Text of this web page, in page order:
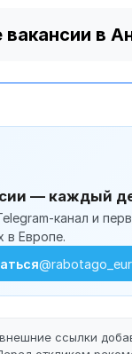
вакансии в
— каждый
канал и
в Европе.
ссылки